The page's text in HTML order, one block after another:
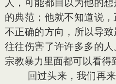
人，可能都自以为他的
的典范；他就不知道说
不正确的方向，所以导致
往往伤害了许许多多的
宗教暴力里面都可以看得
回过头来，我们再来